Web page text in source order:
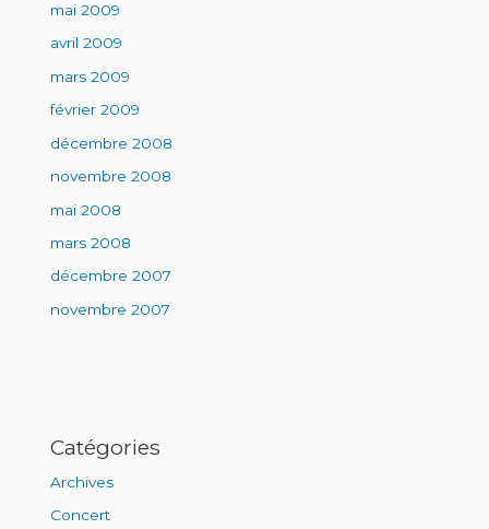
mai 2009
avril 2009
mars 2009
février 2009
décembre 2008
novembre 2008
mai 2008
mars 2008
décembre 2007
novembre 2007
Catégories
Archives
Concert